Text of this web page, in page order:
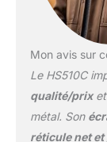
Mon avis sur
Le HS510C
qualité/prixet
métal. Son
réticule net